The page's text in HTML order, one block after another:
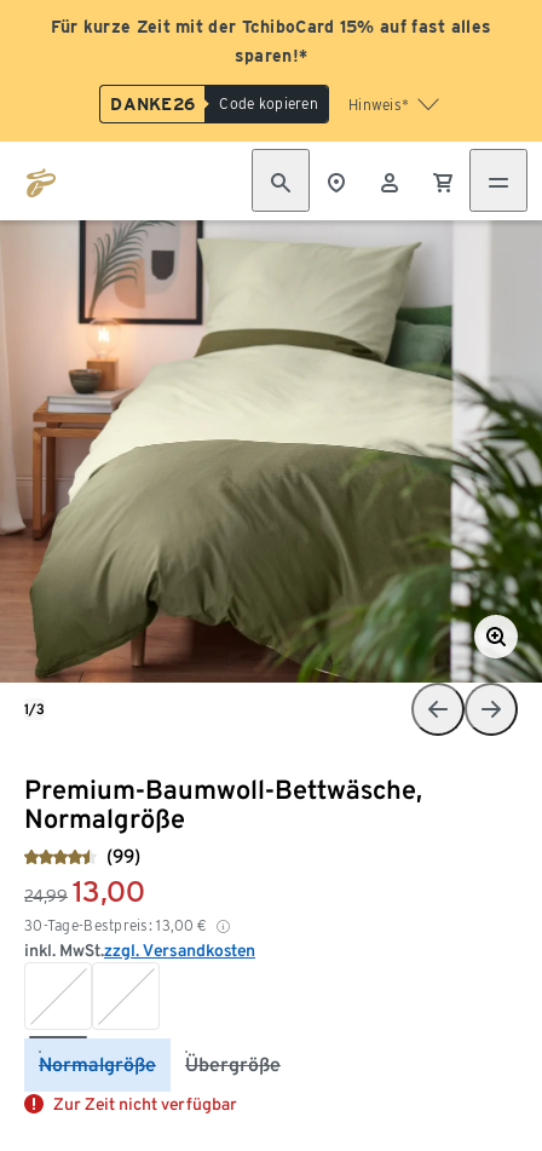
Für kurze Zeit mit der TchiboCard 15% auf fast alles
sparen!*
DANKE26 Code kopieren Hinweis*
Premium-Baumwoll-Bettwäsche,
Normalgröße
(99)
24,99 13,00
30-Tage-Bestpreis: 13,00 €
inkl. MwSt.zzgl. Versandkosten
Normalgröße Übergröße
Zur Zeit nicht verfügbar
1/3